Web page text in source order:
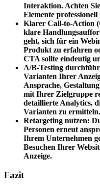
Interaktion. Achten
Elemente
Klarer Call-to-Action
klare
geht, sich für ein
Produkt zu erfahren
CTA sollte eindeutig
A/B-Testing
Varianten Ihrer
Ansprache,
mit Ihrer Zielgruppe
detaillierte Analytics,
Varianten zu ermitteln.
Retargeting nutzen:
Personen erneut
Ihrem Unternehmen
Besuchen Ihrer
Anzeige.
Fazit